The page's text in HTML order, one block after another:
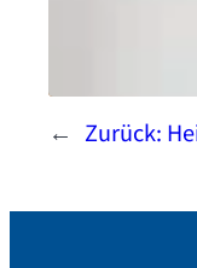
← Zurück: